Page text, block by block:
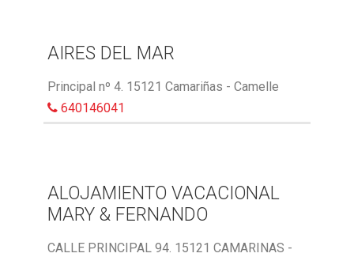
AIRES DEL MAR
Principal nº 4. 15121 Camariñas - Camelle
640146041
ALOJAMIENTO VACACIONAL
MARY & FERNANDO
CALLE PRINCIPAL 94. 15121 CAMARINAS -